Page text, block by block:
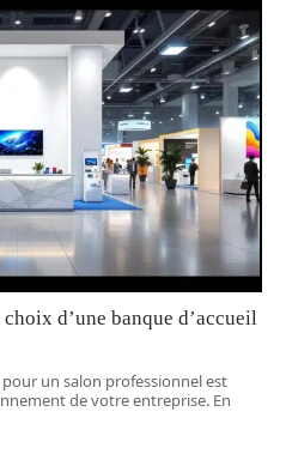
d’une banque d’accueil
un salon professionnel est
de votre entreprise. En